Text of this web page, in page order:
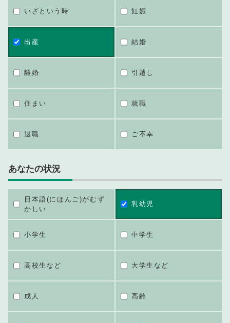
いざという時 妊娠
出産 結婚
離婚 引越し
住まい 就職
退職 ご不幸
あなたの状況
日本語(にほんご)がむず
かしい
乳幼児
小学生 中学生
高校生など 大学生など
成人 高齢